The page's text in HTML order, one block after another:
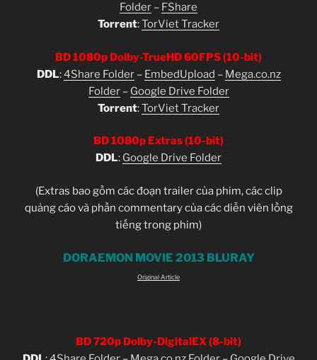
Folder – FShare
Torrent:TorViet Tracker
BD 1080p Dolby-TrueHD 60FPS (10-bit)
DDL:4Share Folder– EmbedUpload – Mega.co.nz
Folder– Google Drive Folder
Torrent:TorViet Tracker
BD 1080p Extras (10-bit)
DDL: Google Drive Folder
(Extras bao gồm các đoạn trailer của phim, các clip
quảng cáo và phần commentary của các diễn viên lồng
tiếng trong phim)
DORAEMON MOVIE 2013 BLURAY
Original Article
BD 720p Dolby-DigitalEX (8-bit)